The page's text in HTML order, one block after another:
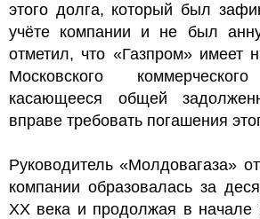
этого долга, который был
учёте компании и не был
отметил, что «Газпром» имеет
Московского
касающееся общей
вправе требовать погашения
Руководитель «Молдовагаза»
компании образовалась за
XX века и продолжая в